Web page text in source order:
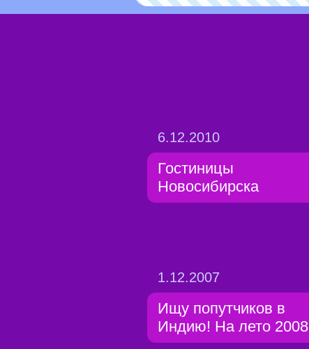
6.12.2010
Гостиницы
Новосибирска
1.12.2007
Ищу попутчиков в
Индию! На лето 2008